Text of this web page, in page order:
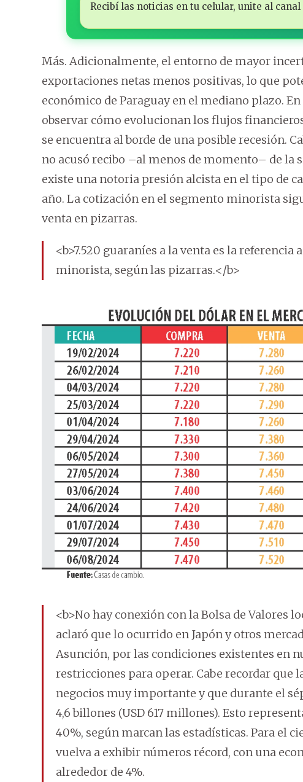
Recibí las noticias en tu celular, unite al canal
Más. Adicionalmente, el entorno de mayor
exportaciones netas menos positivas, lo que
económico de Paraguay en el mediano plazo.
observar cómo evolucionan los flujos
se encuentra al borde de una posible recesión.
no acusó recibo –al menos de momento– de
existe una notoria presión alcista en el tipo de
año. La cotización en el segmento minorista
venta en pizarras.
<b>7.520 guaraníes a la venta es la
minorista, según las pizarras.</b>
<b>No hay conexión con la Bolsa de Valores
aclaró que lo ocurrido en Japón y otros
Asunción, por las condiciones existentes en
restricciones para operar. Cabe recordar que
negocios muy importante y que durante el
4,6 billones (USD 617 millones). Esto
40%, según marcan las estadísticas. Para el
vuelva a exhibir números récord, con una
alrededor de 4%.